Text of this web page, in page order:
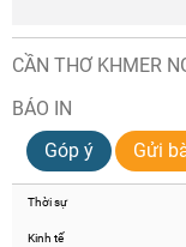
CẦN THƠ KHMER
BÁO IN
Góp ý
Gửi
Thời sự
Kinh tế